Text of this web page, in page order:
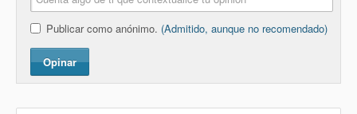
Publicar como anónimo. (Admitido, aunque no recomendado)
Opinar